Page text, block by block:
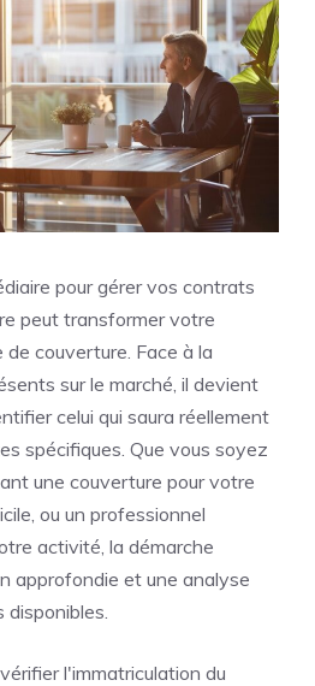
pour gérer vos contrats
peut transformer votre
couverture. Face à la
sur le marché, il devient
celui qui saura réellement
spécifiques. Que vous soyez
une couverture pour votre
ou un professionnel
activité, la démarche
approfondie et une analyse
l'immatriculation du